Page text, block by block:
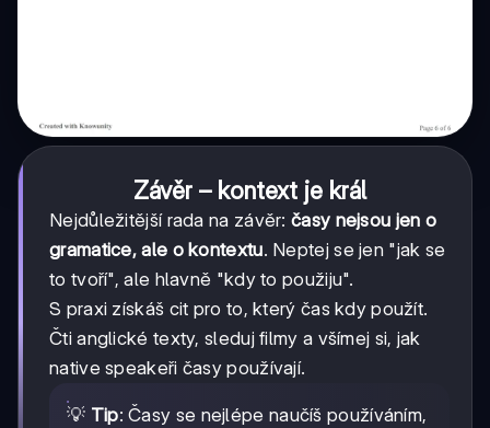
Závěr – kontext je král
Nejdůležitější rada na závěr: časy nejsou jen o
gramatice, ale o kontextu. Neptej se jen "jak se
to tvoří", ale hlavně "kdy to použiju".
S praxi získáš cit pro to, který čas kdy použít.
Čti anglické texty, sleduj filmy a všímej si, jak
native speakeři časy používají.
💡 Tip: Časy se nejlépe naučíš používáním,